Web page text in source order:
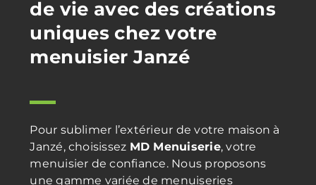
de vie avec des créations
uniques chez votre
menuisier Janzé
Pour sublimer l’extérieur de votre maison à
Janzé, choisissez MD Menuiserie, votre
menuisier de confiance. Nous proposons
une gamme variée de menuiseries